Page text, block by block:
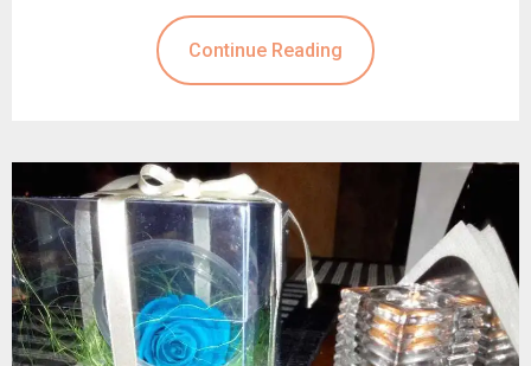
Continue Reading